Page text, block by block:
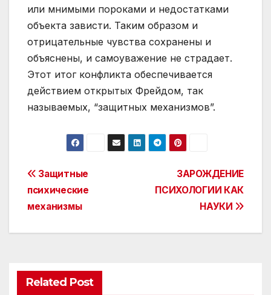
или мнимыми пороками и недостатками
объекта зависти. Таким образом и
отрицательные чувства сохранены и
объяснены, и самоуважение не страдает.
Этот итог конфликта обеспечивается
действием открытых Фрейдом, так
называемых, “защитных механизмов”.
Post
navigation
ЗАРОЖДЕНИЕ
ПСИХОЛОГИИ КАК
НАУКИ
Защитные
психические
механизмы
Related Post